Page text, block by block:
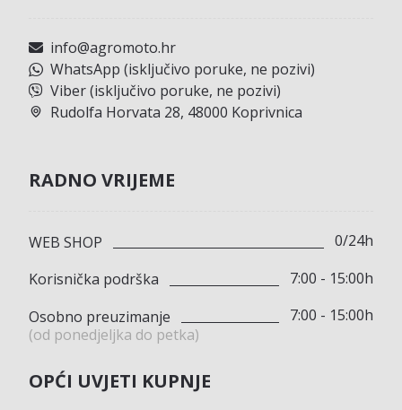
info@agromoto.hr
WhatsApp (isključivo poruke, ne pozivi)
Viber (isključivo poruke, ne pozivi)
Rudolfa Horvata 28, 48000 Koprivnica
RADNO VRIJEME
WEB SHOP
0/24h
Korisnička podrška
7:00 - 15:00h
Osobno preuzimanje
(od ponedjeljka do petka)
7:00 - 15:00h
OPĆI UVJETI KUPNJE